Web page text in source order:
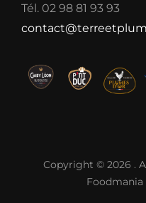
Tél. 02 98 81 93 93
Copyright © 2026 .
Foodmania